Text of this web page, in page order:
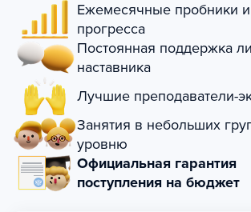
Ежемесячные пробники и
прогресса
Постоянная поддержка
наставника
Лучшие преподаватели-
Занятия в небольших
уровню
Официальная гарантия
поступления на бюджет